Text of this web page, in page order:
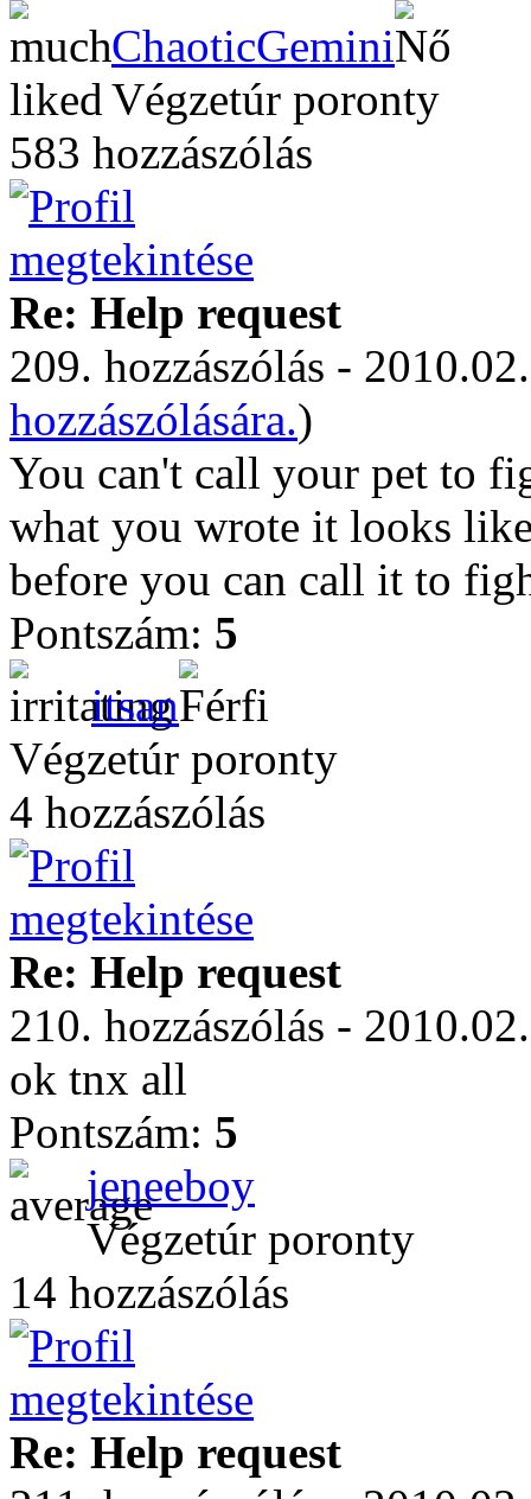
ChaoticGemini
Végzetúr poronty
583 hozzászólás
Re: Help request
209. hozzászólás -
hozzászólására.)
You can't call your pet to
what you wrote it looks
before you can call it to
Pontszám: 5
itsan
Végzetúr poronty
4 hozzászólás
Re: Help request
210. hozzászólás -
ok tnx all
Pontszám: 5
jeneeboy
Végzetúr poronty
14 hozzászólás
Re: Help request